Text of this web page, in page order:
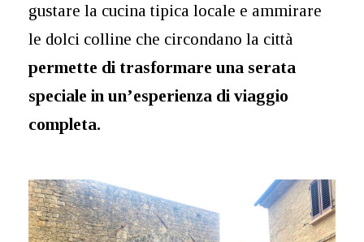
gustare la cucina tipica locale e ammirare
le dolci colline che circondano la città
permette di trasformare una serata
speciale in un’esperienza di viaggio
completa.